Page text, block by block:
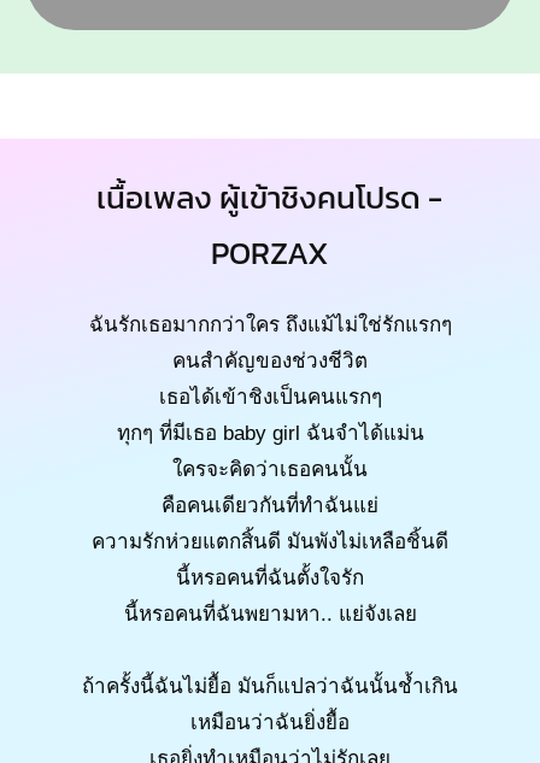
เนื้อเพลง ผู้เข้าชิงคนโปรด -
PORZAX
ฉันรักเธอมากกว่าใคร ถึงแม้ไม่ใช่รักแรกๆ
คนสำคัญของช่วงชีวิต
เธอได้เข้าชิงเป็นคนแรกๆ
ทุกๆ ที่มีเธอ baby girl ฉันจำได้แม่น
ใครจะคิดว่าเธอคนนั้น
คือคนเดียวกันที่ทำฉันแย่
ความรักห่วยแตกสิ้นดี มันพังไม่เหลือชิ้นดี
นี้หรอคนที่ฉันตั้งใจรัก
นี้หรอคนที่ฉันพยามหา.. แย่จังเลย
ถ้าครั้งนี้ฉันไม่ยื้อ มันก็แปลว่าฉันนั้นช้ำเกิน
เหมือนว่าฉันยิ่งยื้อ